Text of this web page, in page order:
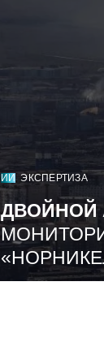
ИИ ЭКСПЕРТИЗА
ДВОЙНОЙ